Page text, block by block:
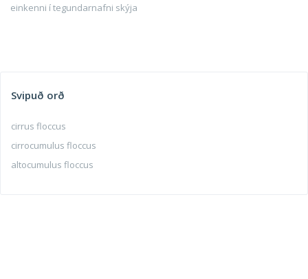
einkenni í tegundarnafni skýja
Svipuð orð
cirrus floccus
cirrocumulus floccus
altocumulus floccus